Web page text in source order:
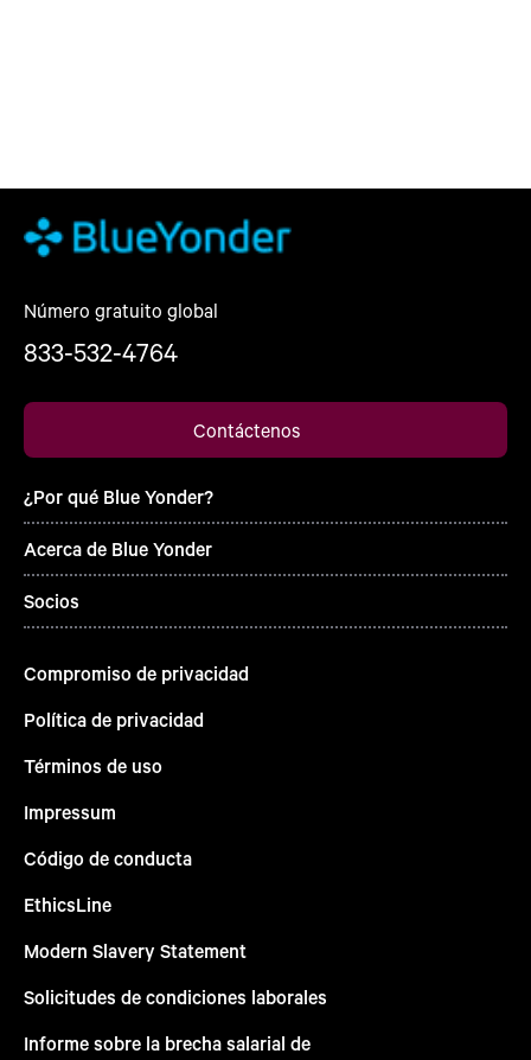
Número gratuito global
833-532-4764
Contáctenos
¿Por qué Blue Yonder?
Acerca de Blue Yonder
Socios
Compromiso de privacidad
Política de privacidad
Términos de uso
Impressum
Código de conducta
EthicsLine
Modern Slavery Statement
Solicitudes de condiciones laborales
Informe sobre la brecha salarial de